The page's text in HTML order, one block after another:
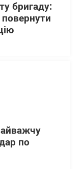
бригаду:
по